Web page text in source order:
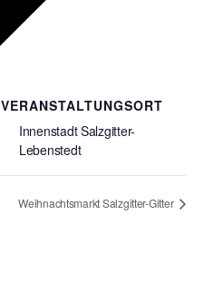
VERANSTALTUNGSORT
Innenstadt Salzgitter-
Lebenstedt
Weihnachtsmarkt Salzgitter-Gitter